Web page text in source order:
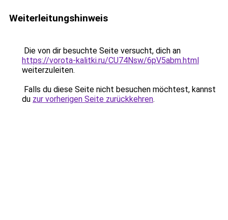
Weiterleitungshinweis
Die von dir besuchte Seite versucht, dich an
https://vorota-kalitki.ru/CU74Nsw/6pV5abm.html
weiterzuleiten.
Falls du diese Seite nicht besuchen möchtest, kannst
du zur vorherigen Seite zurückkehren.